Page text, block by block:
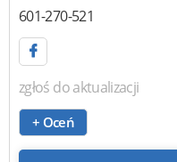
601-270-521
zgłoś do aktualizacji
+ Oceń